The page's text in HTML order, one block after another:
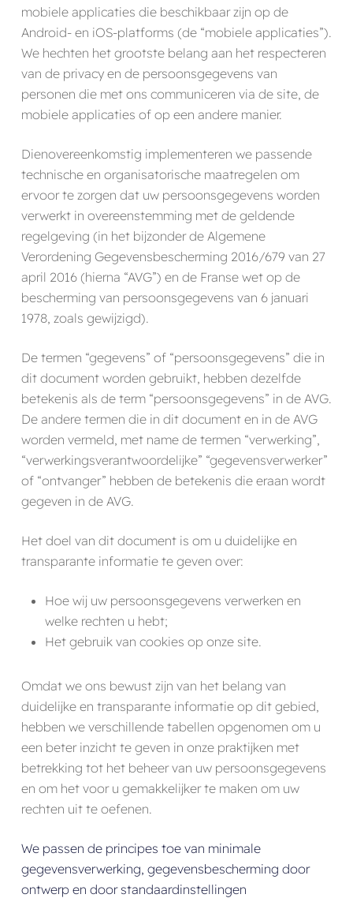
mobiele applicaties die beschikbaar zijn op de
Android- en iOS-platforms (de “mobiele applicaties”).
We hechten het grootste belang aan het respecteren
van de privacy en de persoonsgegevens van
personen die met ons communiceren via de site, de
mobiele applicaties of op een andere manier.
Dienovereenkomstig implementeren we passende
technische en organisatorische maatregelen om
ervoor te zorgen dat uw persoonsgegevens worden
verwerkt in overeenstemming met de geldende
regelgeving (in het bijzonder de Algemene
Verordening Gegevensbescherming 2016/679 van 27
april 2016 (hierna “AVG”) en de Franse wet op de
bescherming van persoonsgegevens van 6 januari
1978, zoals gewijzigd).
De termen “gegevens” of “persoonsgegevens” die in
dit document worden gebruikt, hebben dezelfde
betekenis als de term “persoonsgegevens” in de AVG.
De andere termen die in dit document en in de AVG
worden vermeld, met name de termen “verwerking”,
“verwerkingsverantwoordelijke” “gegevensverwerker”
of “ontvanger” hebben de betekenis die eraan wordt
gegeven in de AVG.
Het doel van dit document is om u duidelijke en
transparante informatie te geven over:
Hoe wij uw persoonsgegevens verwerken en
welke rechten u hebt;
Het gebruik van cookies op onze site.
Omdat we ons bewust zijn van het belang van
duidelijke en transparante informatie op dit gebied,
hebben we verschillende tabellen opgenomen om u
een beter inzicht te geven in onze praktijken met
betrekking tot het beheer van uw persoonsgegevens
en om het voor u gemakkelijker te maken om uw
rechten uit te oefenen.
We passen de principes toe van minimale
gegevensverwerking, gegevensbescherming door
ontwerp en door standaardinstellingen